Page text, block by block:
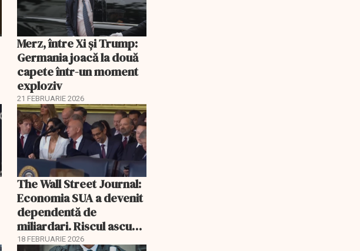
Merz, între Xi și Trump:
Germania joacă la două
capete într-un moment
exploziv
21 FEBRUARIE 2026
The Wall Street Journal:
Economia SUA a devenit
dependentă de
miliardari. Riscul ascuns
pentru burse și consum
18 FEBRUARIE 2026